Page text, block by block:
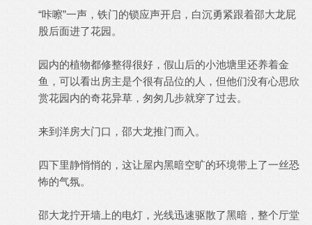
“咔嚓”一声，铁门的锁应声开启，白沉勇紧跟着邵大龙屁
股后面进了花园。
园内的植物都修整得很好，假山后的小池塘里还养着金
鱼，可以看出房主是个很有品位的人，但他们没有心思欣
赏花园内的奇花异草，匆匆几步就穿了过去。
来到洋房大门口，邵大龙推门而入。
四下里静悄悄的，这让屋内黑暗空旷的环境带上了一丝恐
怖的气氛。
邵大龙拧开墙上的电灯，光线迅速驱散了黑暗，整个厅堂